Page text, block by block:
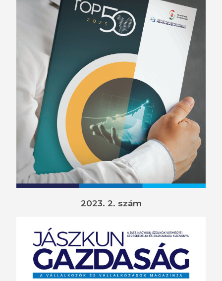
2023. 2. szám